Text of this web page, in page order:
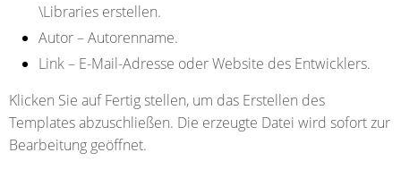
\Libraries erstellen.
Autor– Autorenname.
Link– E-Mail-Adresse oder Website des Entwicklers.
Klicken Sie auf Fertig stellen, um das Erstellen des
Templates abzuschließen. Die erzeugte Datei wird sofort zur
Bearbeitung geöffnet.